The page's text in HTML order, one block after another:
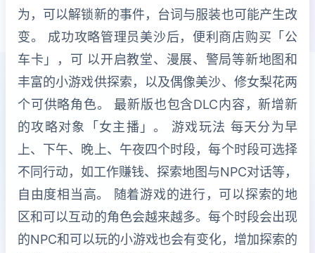
为，可以解锁新的事件，台词与服装也可能产生改
变。 成功攻略管理员美沙后，便利商店购买「公
车卡」，可 以开启教堂、漫展、警局等新地图和
丰富的小游戏供探索，以及偶像美沙、修女梨花两
个可供略角色。 最新版也包含DLC内容，新增新
的攻略对象「女主播」。 游戏玩法 每天分为早
上、下午、晚上、午夜四个时段，每个时段可选择
不同行动，如工作赚钱、探索地图与NPC对话等，
自由度相当高。 随着游戏的进行，可以探索的地
区和可以互动的角色会越来越多。每个时段会出现
的NPC和可以玩的小游戏也会有变化，增加探索的